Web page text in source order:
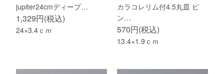
jupiter24cmディープ…
1,329円(税込)
24×3.4ｃｍ
カラコレリム付4.5丸皿 ピ
ン…
570円(税込)
13.4×1.9ｃｍ